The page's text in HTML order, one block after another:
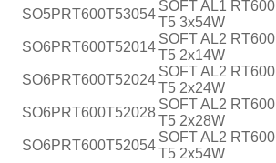
SO5PRT600T53054
SOFT AL1 RT600
T5 3x54W
SO6PRT600T52014
SOFT AL2 RT600
T5 2x14W
SO6PRT600T52024
SOFT AL2 RT600
T5 2x24W
SO6PRT600T52028
SOFT AL2 RT600
T5 2x28W
SO6PRT600T52054
SOFT AL2 RT600
T5 2x54W